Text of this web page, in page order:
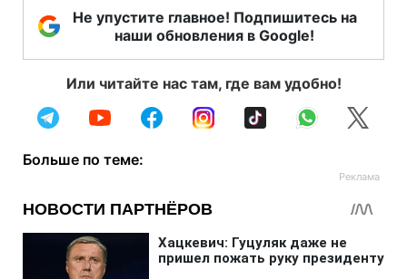
Не упустите главное! Подпишитесь на
наши обновления в Google!
Или читайте нас там, где вам удобно!
Больше по теме: